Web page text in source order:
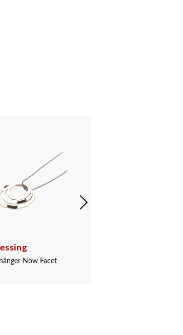
Now Facet